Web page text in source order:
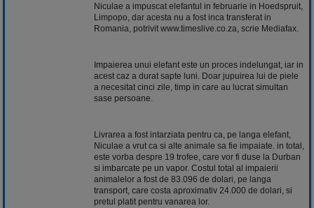
Niculae a impuscat elefantul in februarie in Hoedspruit,
Limpopo, dar acesta nu a fost inca transferat in
Romania, potrivit www.timeslive.co.za, scrie Mediafax.
Impaierea unui elefant este un proces indelungat, iar in
acest caz a durat sapte luni. Doar jupuirea lui de piele
a necesitat cinci zile, timp in care au lucrat simultan
sase persoane.
Livrarea a fost intarziata pentru ca, pe langa elefant,
Niculae a vrut ca si alte animale sa fie impaiate. in total,
este vorba despre 19 trofee, care vor fi duse la Durban
si imbarcate pe un vapor. Costul total al impaierii
animalelor a fost de 83.096 de dolari, pe langa
transport, care costa aproximativ 24.000 de dolari, si
pretul platit pentru vanarea lor.